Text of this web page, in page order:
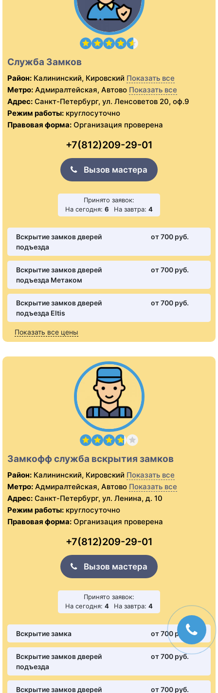
Служба Замков
Район: Калининский, Кировский Показать все
Метро: Адмиралтейская, Автово Показать все
Адрес: Санкт-Петербург, ул. Ленсоветов 20, оф.9
Режим работы: круглосуточно
Правовая форма: Организация проверена
+7(812)209-29-01
Вызов мастера
Принято заявок:
На сегодня: 6 На завтра: 4
Вскрытие замков дверей
подъезда
от 700 pуб.
Вскрытие замков дверей
подъезда Метаком
от 700 pуб.
Вскрытие замков дверей
подъезда Eltis
от 700 pуб.
Показать все цены
Замкофф служба вскрытия замков
Район: Калининский, Кировский Показать все
Метро: Адмиралтейская, Автово Показать все
Адрес: Санкт-Петербург, ул. Ленина, д. 10
Режим работы: круглосуточно
Правовая форма: Организация проверена
+7(812)209-29-01
Вызов мастера
Принято заявок:
На сегодня: 4 На завтра: 4
Вскрытие замка от 700 pуб.
Вскрытие замков дверей
подъезда
от 700 pуб.
Вскрытие замков дверей от 700 pуб.